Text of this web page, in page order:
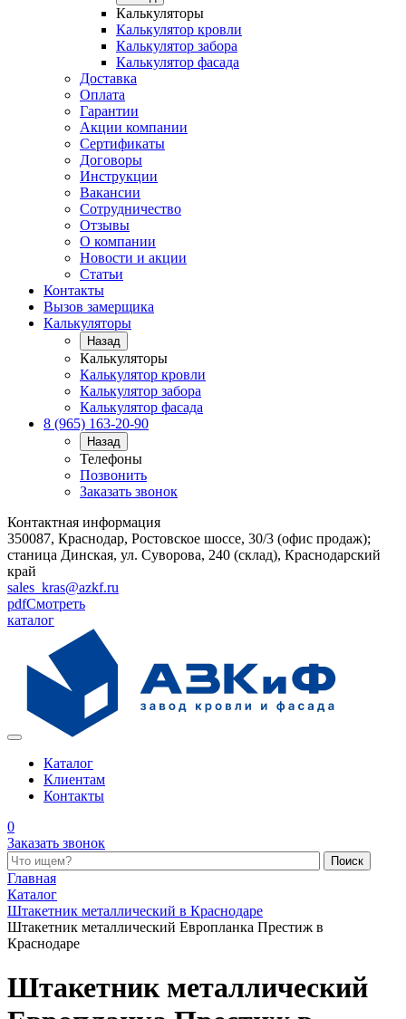
Калькуляторы
Калькулятор кровли
Калькулятор забора
Калькулятор фасада
Доставка
Оплата
Гарантии
Акции компании
Сертификаты
Договоры
Инструкции
Вакансии
Сотрудничество
Отзывы
О компании
Новости и акции
Статьи
Контакты
Вызов замерщика
Калькуляторы
Назад
Калькуляторы
Калькулятор кровли
Калькулятор забора
Калькулятор фасада
8 (965) 163-20-90
Назад
Телефоны
Позвонить
Заказать звонок
Контактная информация
350087, Краснодар, Ростовское шоссе, 30/3 (офис продаж);
станица Динская, ул. Суворова, 240 (склад), Краснодарский
край
sales_kras@azkf.ru
pdfСмотреть
каталог
Каталог
Клиентам
Контакты
0
Заказать звонок
Поиск по каталогу
Главная
Каталог
Штакетник металлический в Краснодаре
Штакетник металлический Европланка Престиж в
Краснодаре
Штакетник металлический